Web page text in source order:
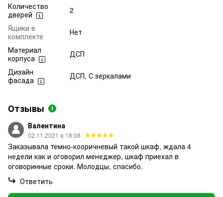
Количество
дверей
2
Ящики в
комплекте
Нет
Материал
корпуса
ДСП
Дизайн
фасада
ДСП, С зеркалами
Отзывы 1
Валентина
02.11.2021 в 18:08
Заказывала темно-кооричневый такой шкаф, ждала 4
недели как и оговорил менеджер, шкаф приехал в
оговоринные сроки. Молодцы, спасибо.
Ответить